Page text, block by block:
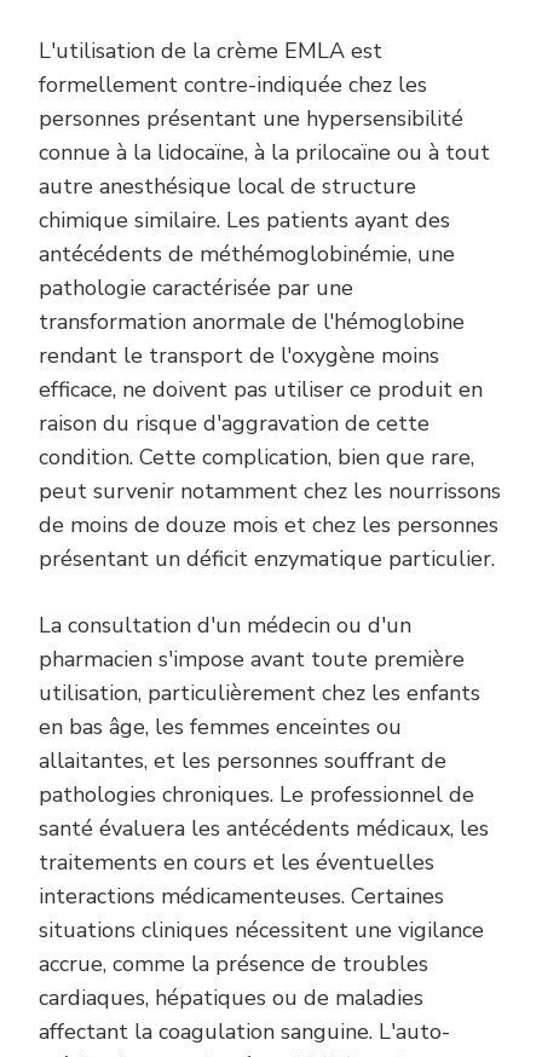
L'utilisation de la crème EMLA est
formellement contre-indiquée chez les
personnes présentant une hypersensibilité
connue à la lidocaïne, à la prilocaïne ou à tout
autre anesthésique local de structure
chimique similaire. Les patients ayant des
antécédents de méthémoglobinémie, une
pathologie caractérisée par une
transformation anormale de l'hémoglobine
rendant le transport de l'oxygène moins
efficace, ne doivent pas utiliser ce produit en
raison du risque d'aggravation de cette
condition. Cette complication, bien que rare,
peut survenir notamment chez les nourrissons
de moins de douze mois et chez les personnes
présentant un déficit enzymatique particulier.
La consultation d'un médecin ou d'un
pharmacien s'impose avant toute première
utilisation, particulièrement chez les enfants
en bas âge, les femmes enceintes ou
allaitantes, et les personnes souffrant de
pathologies chroniques. Le professionnel de
santé évaluera les antécédents médicaux, les
traitements en cours et les éventuelles
interactions médicamenteuses. Certaines
situations cliniques nécessitent une vigilance
accrue, comme la présence de troubles
cardiaques, hépatiques ou de maladies
affectant la coagulation sanguine. L'auto-